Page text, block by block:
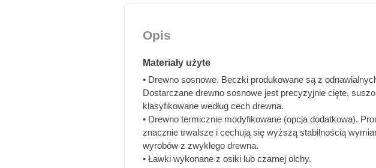
Opis
Materiały użyte
• Drewno sosnowe. Beczki produkowane są z
Dostarczane drewno sosnowe jest precyzyjnie cięte,
klasyfikowane według cech drewna.
• Drewno termicznie modyfikowane (opcja dodatkowa).
znacznie trwalsze i cechują się wyższą stabilnością
wyrobów z zwykłego drewna.
• Ławki wykonane z osiki lub czarnej olchy.